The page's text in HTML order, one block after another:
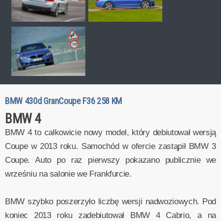
BMW 430d GranCoupe F36 258 KM
BMW 4
BMW 4 to całkowicie nowy model, który debiutował wersją
Coupe w 2013 roku. Samochód w ofercie zastąpił BMW 3
Coupe. Auto po raz pierwszy pokazano publicznie we
wrześniu na salonie we Frankfurcie.
BMW szybko poszerzyło liczbę wersji nadwoziowych. Pod
koniec 2013 roku zadebiutował BMW 4 Cabrio, a na